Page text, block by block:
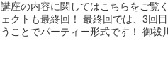
講座の内容に関してはこちらをご覧
ェクトも最終回！ 最終回では、3回
うことでパーティー形式です！ 御祓